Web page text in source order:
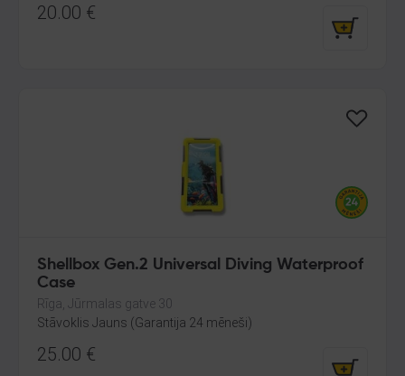
20.00 €
Shellbox Gen.2 Universal Diving Waterproof
Case
Rīga, Jūrmalas gatve 30
Stāvoklis Jauns (Garantija 24 mēneši)
25.00 €